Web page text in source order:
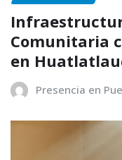
Comunitaria
en
Presencia en